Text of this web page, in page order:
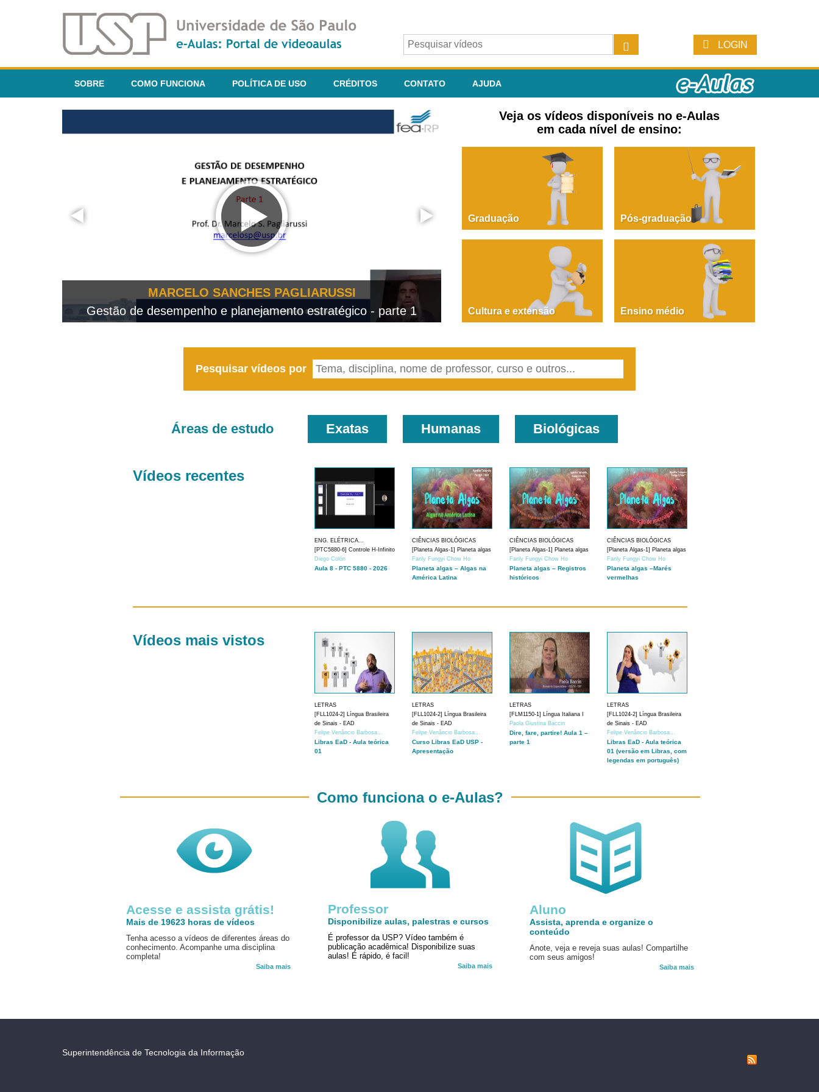
LOGIN
SOBRE COMO FUNCIONA POLÍTICA DE USO CRÉDITOS CONTATO AJUDA
MARCELO SANCHES PAGLIARUSSI
Gestão de desempenho e planejamento estratégico - parte 1
PAOLA GIUSTINA BACCIN
Dire, fare, partire! Aula 1 – parte 1
Veja os vídeos disponíveis no e-Aulas
em cada nível de ensino:
Graduação Pós-graduação
Cultura e extensão Ensino médio
Pesquisar vídeos por
Áreas de estudo Exatas Humanas Biológicas
Vídeos recentes
ENG. ELÉTRICA...
[PTC5880-6] Controle H-Infinito
Diego Colón
Aula 8 - PTC 5880 - 2026
CIÊNCIAS BIOLÓGICAS
[Planeta Algas-1] Planeta algas
Fanly Fungyi Chow Ho
Planeta algas – Algas na
América Latina
CIÊNCIAS BIOLÓGICAS
[Planeta Algas-1] Planeta algas
Fanly Fungyi Chow Ho
Planeta algas – Registros
históricos
CIÊNCIAS BIOLÓGICAS
[Planeta Algas-1] Planeta algas
Fanly Fungyi Chow Ho
Planeta algas –Marés
vermelhas
Vídeos mais vistos
LETRAS
[FLL1024-2] Língua Brasileira
de Sinais - EAD
Felipe Venâncio Barbosa...
Libras EaD - Aula teórica
01
LETRAS
[FLL1024-2] Língua Brasileira
de Sinais - EAD
Felipe Venâncio Barbosa...
Curso Libras EaD USP -
Apresentação
LETRAS
[FLM1150-1] Língua Italiana I
Paola Giustina Baccin
Dire, fare, partire! Aula 1 –
parte 1
LETRAS
[FLL1024-2] Língua Brasileira
de Sinais - EAD
Felipe Venâncio Barbosa...
Libras EaD - Aula teórica
01 (versão em Libras, com
legendas em português)
Acesse e assista grátis!
Mais de 19623 horas de vídeos
Tenha acesso a vídeos de diferentes áreas do
conhecimento. Acompanhe uma disciplina
completa!
Saiba mais
Aluno
Assista, aprenda e organize o
conteúdo
Anote, veja e reveja suas aulas! Compartilhe
com seus amigos!
Saiba mais
Como funciona o e-Aulas?
Professor
Disponibilize aulas, palestras e cursos
É professor da USP? Vídeo também é
publicação acadêmica! Disponibilize suas
aulas! É rápido, é facil!
Saiba mais
Superintendência de Tecnologia da Informação